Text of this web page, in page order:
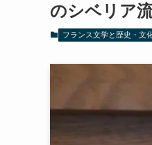
のシベリア
フランス文学と歴史・文